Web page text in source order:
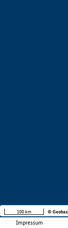
Impressum
100 km ©